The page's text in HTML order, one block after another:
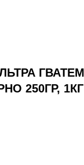
250ГР, 1КГ